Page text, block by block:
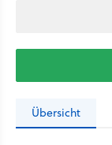
Übersicht